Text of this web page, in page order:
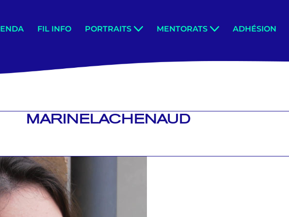
FIL INFO PORTRAITS MENTORATS ADHÉSION
MARINELACHENAUD